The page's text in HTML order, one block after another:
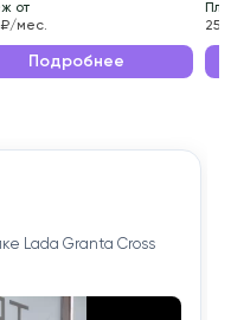
данного
выбором для
года , вы получаете
повседневных
от
₽/мес.
Подробнее
25
Lada Granta Cross